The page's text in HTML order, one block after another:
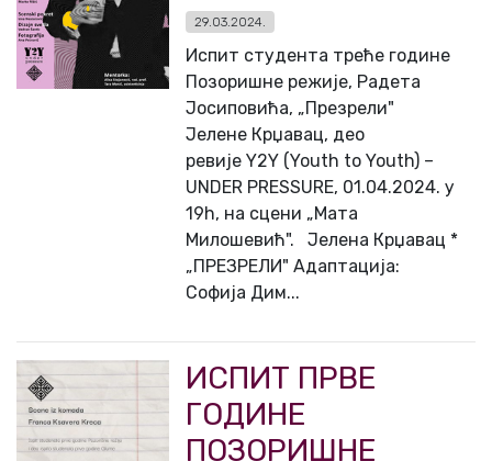
29.03.2024.
Испит студента треће године
Позоришне режије, Радета
Јосиповића, „Презрели"
Јелене Крџавац, део
ревије Y2Y (Youth to Youth) –
UNDER PRESSURE, 01.04.2024. у
19h, на сцени „Мата
Милошевић". Јелена Крџавац *
„ПРЕЗРЕЛИ" Адаптација:
Софија Дим...
ИСПИТ ПРВЕ
ГОДИНЕ
ПОЗОРИШНЕ